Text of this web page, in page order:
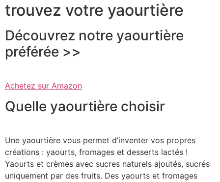
trouvez votre yaourtière
Découvrez notre yaourtière
préférée >>
Achetez sur Amazon
Quelle yaourtière choisir
Une yaourtière vous permet d’inventer vos propres
créations : yaourts, fromages et desserts lactés !
Yaourts et crèmes avec sucres naturels ajoutés, sucrés
uniquement par des fruits. Des yaourts et fromages